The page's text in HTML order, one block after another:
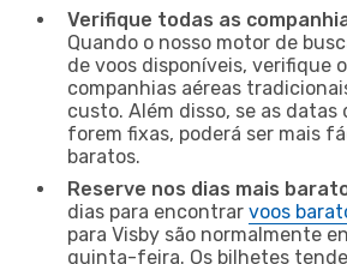
Verifique todas as
Quando o nosso motor de
de voos disponíveis, verifique
companhias aéreas
custo. Além disso, se as datas
forem fixas, poderá ser mais
baratos.
Reserve nos dias mais
dias para encontrar voos
para Visby são normalmente
quinta-feira. Os bilhetes